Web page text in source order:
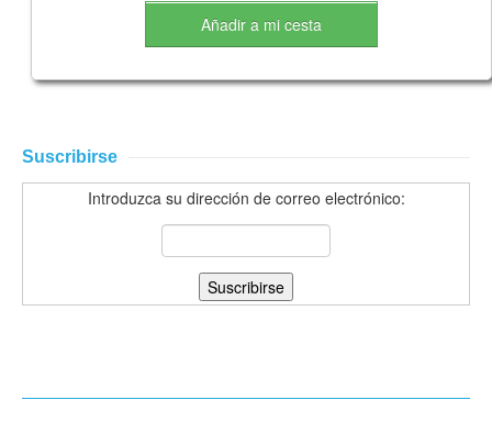
Añadir a mi cesta
Suscribirse
Introduzca su dirección de correo electrónico: